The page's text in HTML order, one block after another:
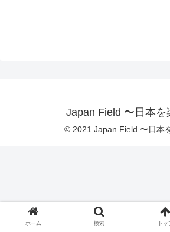
Japan Field 〜日本を
© 2021 Japan Field 〜日本
ホーム 検索 トッ